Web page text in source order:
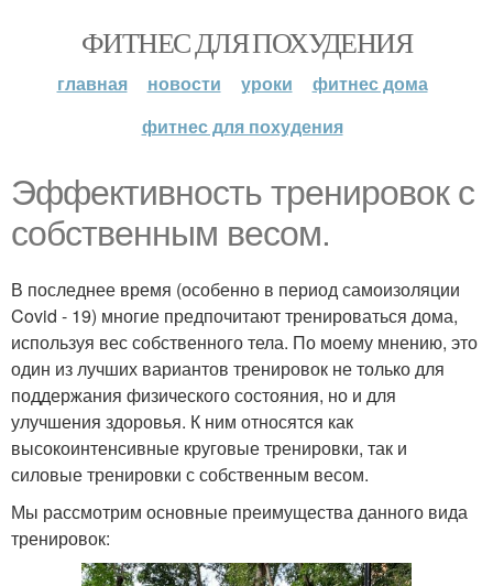
ФИТНЕС ДЛЯ ПОХУДЕНИЯ
главная новости уроки
фитнес дома
фитнес для похудения
Эффективность тренировок с
собственным весом.
В последнее время (особенно в период самоизоляции
Covid - 19) многие предпочитают тренироваться дома,
используя вес собственного тела. По моему мнению, это
один из лучших вариантов тренировок не только для
поддержания физического состояния, но и для
улучшения здоровья. К ним относятся как
высокоинтенсивные круговые тренировки, так и
силовые тренировки с собственным весом.
Мы рассмотрим основные преимущества данного вида
тренировок: